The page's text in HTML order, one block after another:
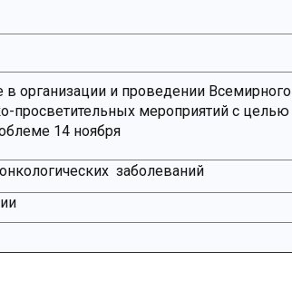
организации и проведении Всемирного
просветительных мероприятий с целью
14 ноября
заболеваний